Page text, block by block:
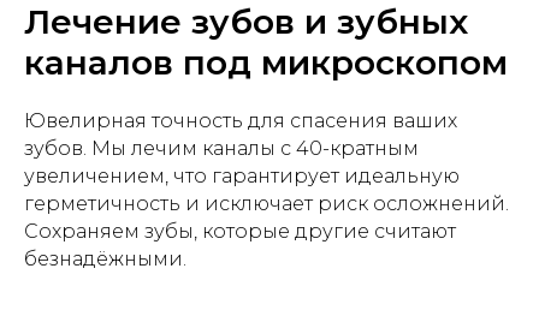
Лечение зубов и зубных
каналов под микроскопом
Ювелирная точность для спасения ваших
зубов. Мы лечим каналы с 40-кратным
увеличением, что гарантирует идеальную
герметичность и исключает риск осложнений.
Сохраняем зубы, которые другие считают
безнадёжными.